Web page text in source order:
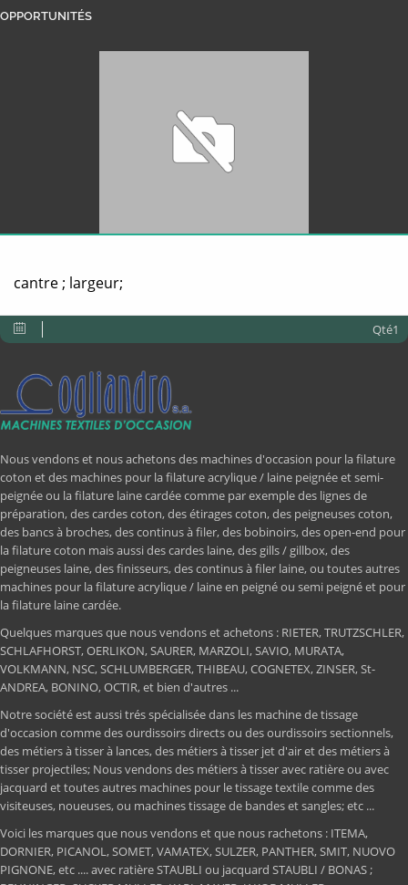
OPPORTUNITÉS
cantre ; largeur;
Qté1
Nous vendons et nous achetons des machines d'occasion pour la filature
coton et des machines pour la filature acrylique / laine peignée et semi-
peignée ou la filature laine cardée comme par exemple des lignes de
préparation, des cardes coton, des étirages coton, des peigneuses coton,
des bancs à broches, des continus à filer, des bobinoirs, des open-end pour
la filature coton mais aussi des cardes laine, des gills / gillbox, des
peigneuses laine, des finisseurs, des continus à filer laine, ou toutes autres
machines pour la filature acrylique / laine en peigné ou semi peigné et pour
la filature laine cardée.
Quelques marques que nous vendons et achetons : RIETER, TRUTZSCHLER,
SCHLAFHORST, OERLIKON, SAURER, MARZOLI, SAVIO, MURATA,
VOLKMANN, NSC, SCHLUMBERGER, THIBEAU, COGNETEX, ZINSER, St-
ANDREA, BONINO, OCTIR, et bien d'autres ...
Notre société est aussi trés spécialisée dans les machine de tissage
d'occasion comme des ourdissoirs directs ou des ourdissoirs sectionnels,
des métiers à tisser à lances, des métiers à tisser jet d'air et des métiers à
tisser projectiles; Nous vendons des métiers à tisser avec ratière ou avec
jacquard et toutes autres machines pour le tissage textile comme des
visiteuses, noueuses, ou machines tissage de bandes et sangles; etc ...
Voici les marques que nous vendons et que nous rachetons : ITEMA,
DORNIER, PICANOL, SOMET, VAMATEX, SULZER, PANTHER, SMIT, NUOVO
PIGNONE, etc .... avec ratière STAUBLI ou jacquard STAUBLI / BONAS ;